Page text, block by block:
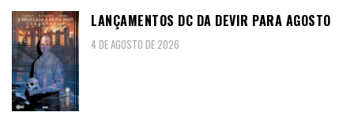
LANÇAMENTOS DC DA DEVIR PARA AGOSTO
4 DE AGOSTO DE 2026